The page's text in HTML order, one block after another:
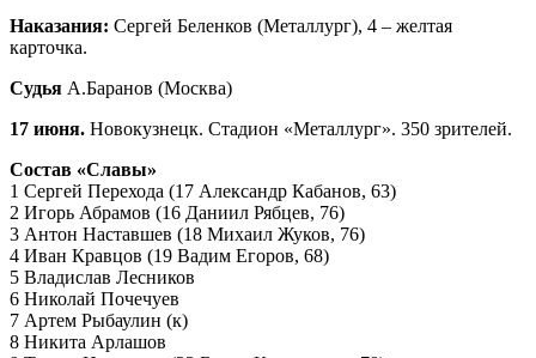
Наказания: Сергей Беленков (Металлург), 4 – желтая
карточка.
Судья А.Баранов (Москва)
17 июня. Новокузнецк. Стадион «Металлург». 350 зрителей.
Состав «Славы»
1 Сергей Перехода (17 Александр Кабанов, 63)
2 Игорь Абрамов (16 Даниил Рябцев, 76)
3 Антон Наставшев (18 Михаил Жуков, 76)
4 Иван Кравцов (19 Вадим Егоров, 68)
5 Владислав Лесников
6 Николай Почечуев
7 Артем Рыбаулин (к)
8 Никита Арлашов